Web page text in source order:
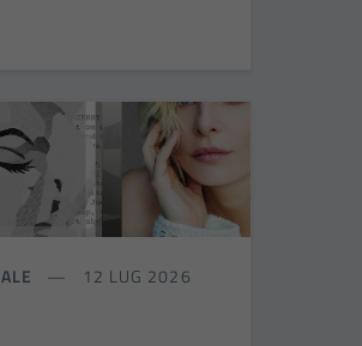
12 LUG 2026